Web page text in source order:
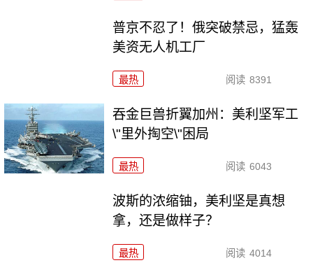
普京不忍了！俄突破禁忌，猛轰
美资无人机工厂
最热 阅读 8391
吞金巨兽折翼加州：美利坚军工
\"里外掏空\"困局
最热 阅读 6043
波斯的浓缩铀，美利坚是真想
拿，还是做样子？
最热 阅读 4014